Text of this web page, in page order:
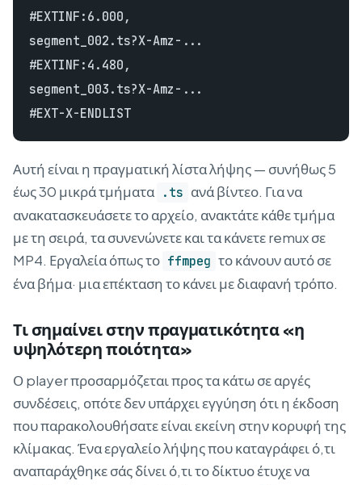
#EXTINF:6.000,
segment_002.ts?X-Amz-...
#EXTINF:4.480,
segment_003.ts?X-Amz-...
Αυτή είναι η πραγματική λίστα λήψης — συνήθως 5
έως 30 μικρά τμήματα .ts ανά βίντεο. Για να
ανακατασκευάσετε το αρχείο, ανακτάτε κάθε τμήμα
με τη σειρά, τα συνενώνετε και τα κάνετε remux σε
MP4. Εργαλεία όπως το ffmpeg το κάνουν αυτό σε
ένα βήμα· μια επέκταση το κάνει με διαφανή τρόπο.
Τι σημαίνει στην πραγματικότητα «η
υψηλότερη ποιότητα»
Ο player προσαρμόζεται προς τα κάτω σε αργές
συνδέσεις, οπότε δεν υπάρχει εγγύηση ότι η έκδοση
που παρακολουθήσατε είναι εκείνη στην κορυφή της
κλίμακας. Ένα εργαλείο λήψης που καταγράφει ό,τι
αναπαράχθηκε σάς δίνει ό,τι το δίκτυο έτυχε να